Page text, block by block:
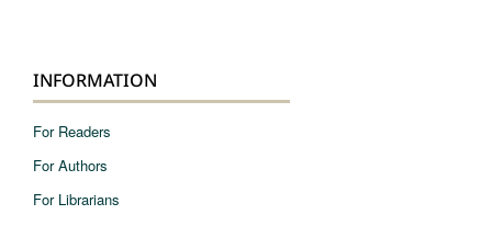
INFORMATION
For Readers
For Authors
For Librarians